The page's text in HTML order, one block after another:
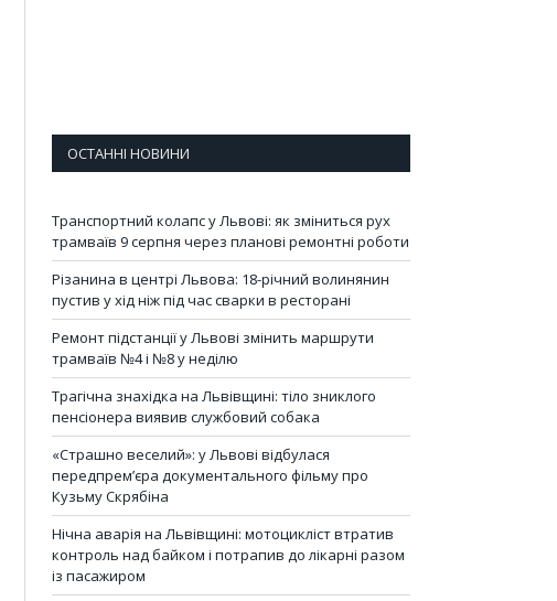
ОСТАННІ НОВИНИ
Транспортний колапс у Львові: як зміниться рух
трамваїв 9 серпня через планові ремонтні роботи
Різанина в центрі Львова: 18-річний волинянин
пустив у хід ніж під час сварки в ресторані
Ремонт підстанції у Львові змінить маршрути
трамваїв №4 і №8 у неділю
Трагічна знахідка на Львівщині: тіло зниклого
пенсіонера виявив службовий собака
«Страшно веселий»: у Львові відбулася
передпрем’єра документального фільму про
Кузьму Скрябіна
Нічна аварія на Львівщині: мотоцикліст втратив
контроль над байком і потрапив до лікарні разом
із пасажиром